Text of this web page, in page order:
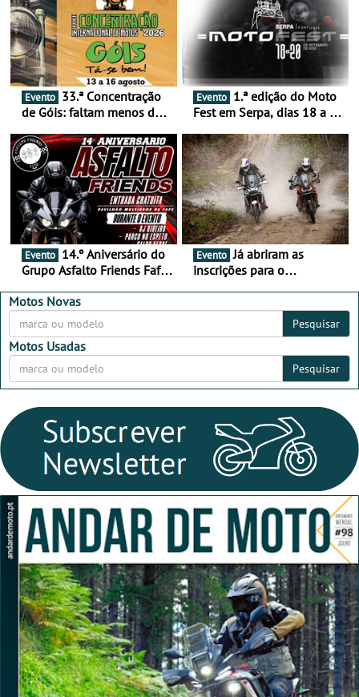
Evento
de Góis: faltam menos de
16 de agosto
Evento
Fest em Serpa, dias 18 a 20
duas rodas invade o Baixo
Alentejo
Evento
Grupo Asfalto Friends Fafe,
2026
Evento Já abriram as
inscrições para o
Motos Novas
Pesquisar
Motos Usadas
Pesquisar